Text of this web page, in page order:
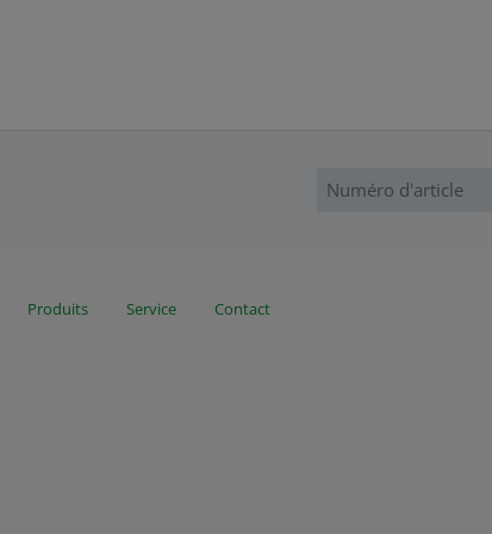
Produits Service Contact